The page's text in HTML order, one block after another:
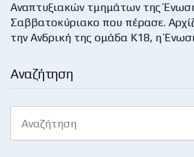
Αναζήτηση
for:
Αναπτυξιακών τμημάτων της
Σαββατοκύριακο που πέρασε.
την Ανδρική της ομάδα Κ18, η